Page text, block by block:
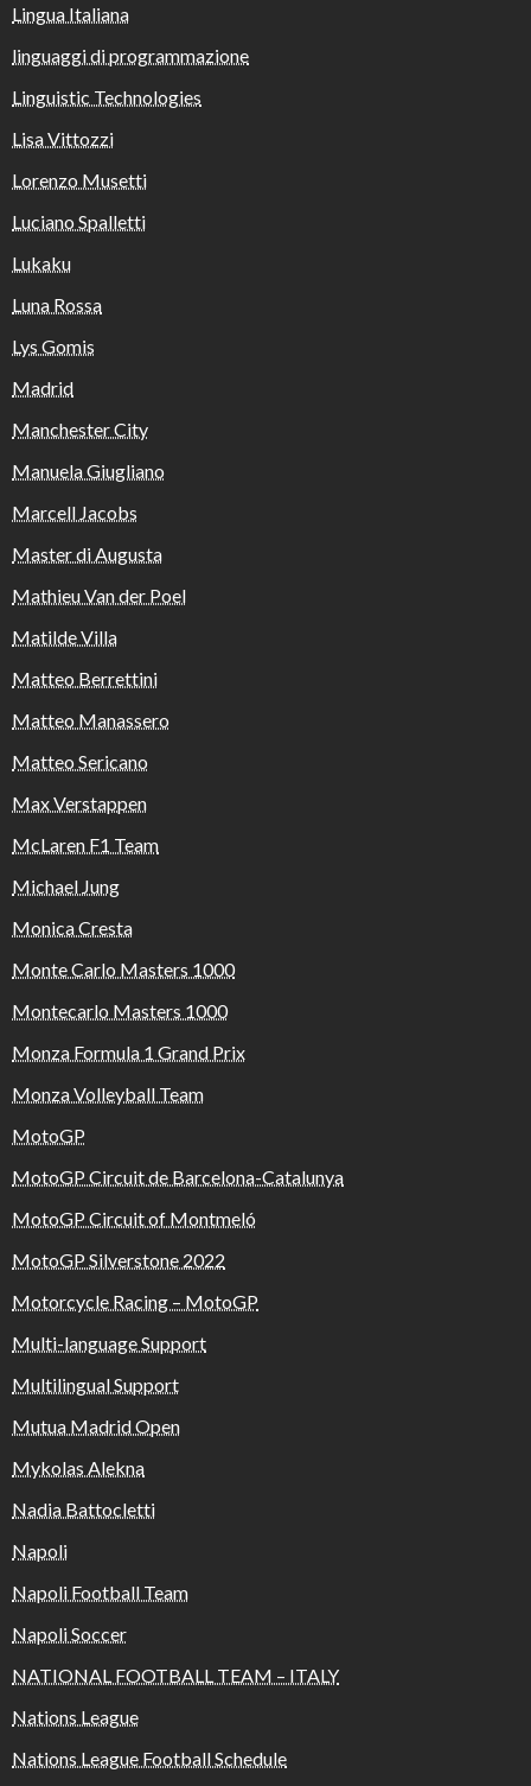
Lingua Italiana
linguaggi di programmazione
Linguistic Technologies
Lisa Vittozzi
Lorenzo Musetti
Luciano Spalletti
Lukaku
Luna Rossa
Lys Gomis
Madrid
Manchester City
Manuela Giugliano
Marcell Jacobs
Master di Augusta
Mathieu Van der Poel
Matilde Villa
Matteo Berrettini
Matteo Manassero
Matteo Sericano
Max Verstappen
McLaren F1 Team
Michael Jung
Monica Cresta
Monte Carlo Masters 1000
Montecarlo Masters 1000
Monza Formula 1 Grand Prix
Monza Volleyball Team
MotoGP
MotoGP Circuit de Barcelona-Catalunya
MotoGP Circuit of Montmeló
MotoGP Silverstone 2022
Motorcycle Racing – MotoGP
Multi-language Support
Multilingual Support
Mutua Madrid Open
Mykolas Alekna
Nadia Battocletti
Napoli
Napoli Football Team
Napoli Soccer
NATIONAL FOOTBALL TEAM – ITALY
Nations League
Nations League Football Schedule